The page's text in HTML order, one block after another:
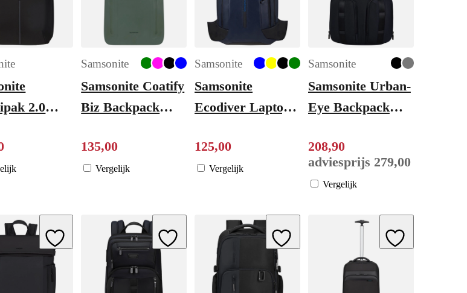
2.0
Samsonite
Samsonite Coatify
Biz Backpack
135,00
Vergelijk
Samsonite
Samsonite
Ecodiver Laptop
nights
125,00
Vergelijk
Samsonite
Samsonite Urban-
Eye Backpack
black
208,90
adviesprijs 279,00
Vergelijk
Add to Wishlist Add to Wishlist Add to Wishlist Add to Wishlist